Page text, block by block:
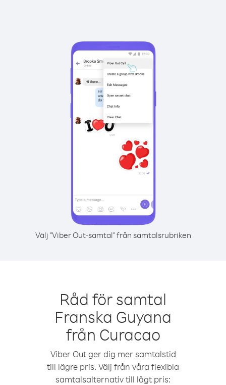
Välj "Viber Out-samtal" från samtalsrubriken
Råd för samtal
Franska Guyana
från Curacao
Viber Out ger dig mer samtalstid
till lägre pris. Välj från våra flexibla
samtalsalternativ till lågt pris: